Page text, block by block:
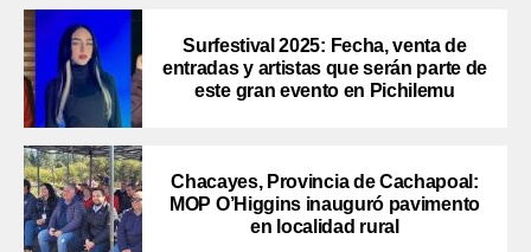
Surfestival 2025: Fecha, venta de
entradas y artistas que serán parte de
este gran evento en Pichilemu
Chacayes, Provincia de Cachapoal:
MOP O’Higgins inauguró pavimento
en localidad rural